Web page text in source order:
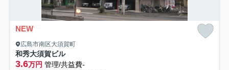
NEW
広島市南区大須賀町
和秀大須賀ビル
3.6万円 管理/共益費-